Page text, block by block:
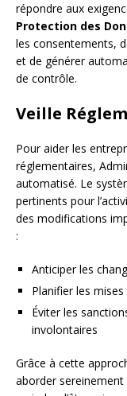
répondre aux
Protection des
les consentements,
et de générer
de contrôle.
Veille
Pour aider les
réglementaires,
automatisé. Le
pertinents pour
des modifications
:
Anticiper les
Planifier les
Éviter les
involontaires
Grâce à cette
aborder